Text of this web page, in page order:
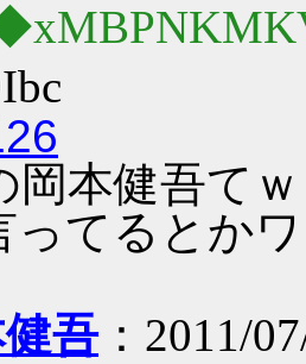
岡本健吾て
ってるとか
吾：2011/